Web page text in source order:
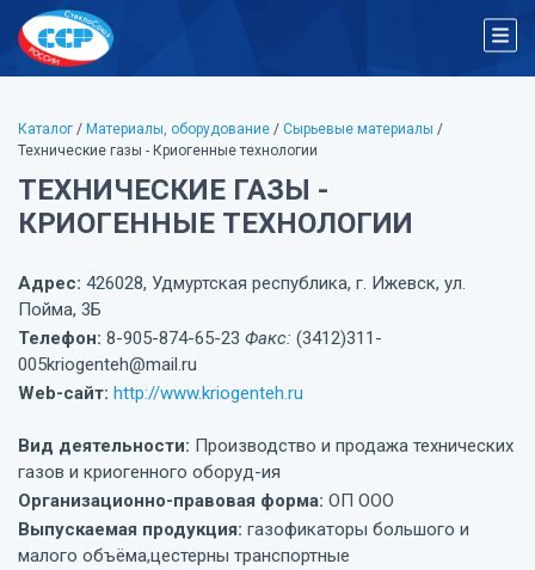
Каталог / Материалы, оборудование / Сырьевые материалы /
Технические газы - Криогенные технологии
ТЕХНИЧЕСКИЕ ГАЗЫ -
КРИОГЕННЫЕ ТЕХНОЛОГИИ
Адрес: 426028, Удмуртская республика, г. Ижевск, ул.
Пойма, 3Б
Телефон: 8-905-874-65-23 Факс: (3412)311-
005kriogenteh@mail.ru
Web-сайт: http://www.kriogenteh.ru
Вид деятельности: Производство и продажа технических
газов и криогенного оборуд-ия
Организационно-правовая форма: ОП ООО
Выпускаемая продукция: газофикаторы большого и
малого объёма,цестерны транспортные